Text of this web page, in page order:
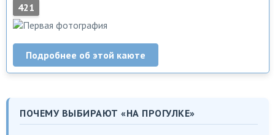
421
Подробнее об этой каюте
ПОЧЕМУ ВЫБИРАЮТ «НА ПРОГУЛКЕ»